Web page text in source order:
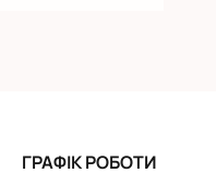
ГРАФІК РОБОТИ